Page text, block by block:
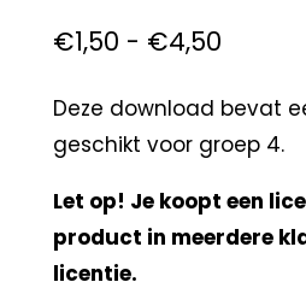
€1,50 - €4,50
Deze download bevat
geschikt voor groep 4.
Let op! Je koopt een
product in meerdere
licentie.